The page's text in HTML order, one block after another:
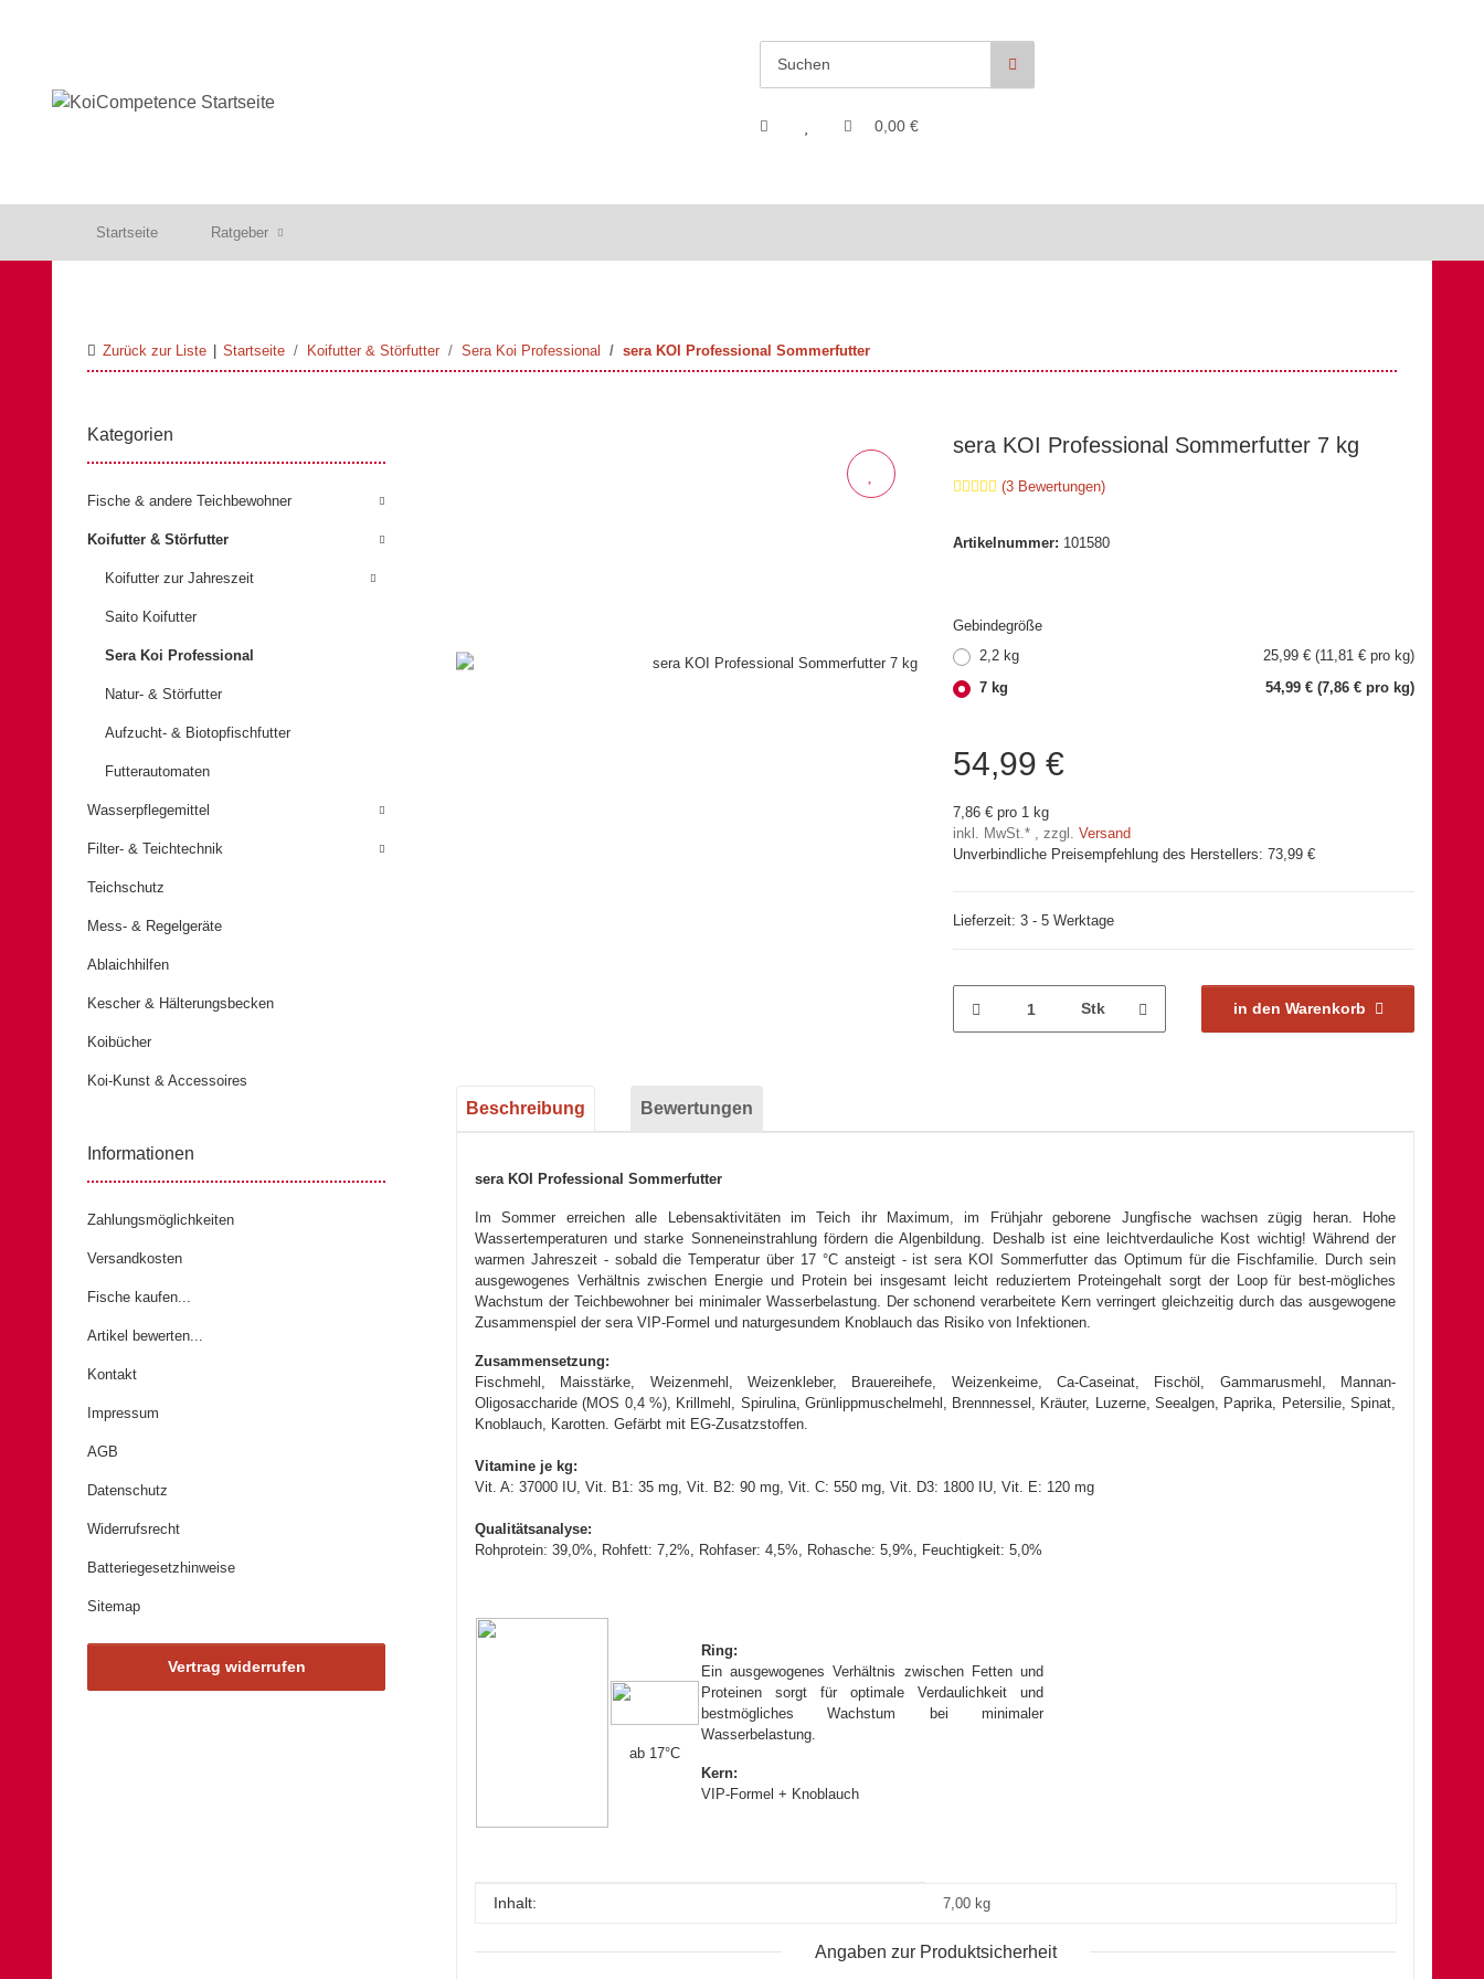
0,00 €
Startseite Ratgeber
Zurück zur Liste Startseite Koifutter & Störfutter Sera Koi Professional sera KOI Professional Sommerfutter
sera KOI Professional Sommerfutter 7 kg
(3 Bewertungen)
Artikelnummer: 101580
Gebindegröße
2,2 kg
25,99 € (11,81 € pro kg)
7 kg
54,99 € (7,86 € pro kg)
54,99 €
7,86 € pro 1 kg
inkl. MwSt.* , zzgl. Versand
Unverbindliche Preisempfehlung des Herstellers: 73,99 €
Lieferzeit: 3 - 5 Werktage
Stk in den Warenkorb
Beschreibung Bewertungen
sera KOI Professional Sommerfutter
Im Sommer erreichen alle Lebensaktivitäten im Teich ihr Maximum, im Frühjahr geborene Jungfische wachsen zügig heran. Hohe
Wassertemperaturen und starke Sonneneinstrahlung fördern die Algenbildung. Deshalb ist eine leichtverdauliche Kost wichtig! Während der
warmen Jahreszeit - sobald die Temperatur über 17 °C ansteigt - ist sera KOI Sommerfutter das Optimum für die Fischfamilie. Durch sein
ausgewogenes Verhältnis zwischen Energie und Protein bei insgesamt leicht reduziertem Proteingehalt sorgt der Loop für best-mögliches
Wachstum der Teichbewohner bei minimaler Wasserbelastung. Der schonend verarbeitete Kern verringert gleichzeitig durch das ausgewogene
Zusammenspiel der sera VIP-Formel und naturgesundem Knoblauch das Risiko von Infektionen.
Zusammensetzung:
Fischmehl, Maisstärke, Weizenmehl, Weizenkleber, Brauereihefe, Weizenkeime, Ca-Caseinat, Fischöl, Gammarusmehl, Mannan-
Oligosaccharide (MOS 0,4 %), Krillmehl, Spirulina, Grünlippmuschelmehl, Brennnessel, Kräuter, Luzerne, Seealgen, Paprika, Petersilie, Spinat,
Knoblauch, Karotten. Gefärbt mit EG-Zusatzstoffen.
Vitamine je kg:
Vit. A: 37000 IU, Vit. B1: 35 mg, Vit. B2: 90 mg, Vit. C: 550 mg, Vit. D3: 1800 IU, Vit. E: 120 mg
Qualitätsanalyse:
Rohprotein: 39,0%, Rohfett: 7,2%, Rohfaser: 4,5%, Rohasche: 5,9%, Feuchtigkeit: 5,0%
ab 17°C
Ring:
Ein ausgewogenes Verhältnis zwischen Fetten und
Proteinen sorgt für optimale Verdaulichkeit und
bestmögliches Wachstum bei minimaler
Wasserbelastung.
Kern:
VIP-Formel + Knoblauch
Produkteigenschaft
Wert
Inhalt: 7,00 kg
Angaben zur Produktsicherheit
Kategorien
Fische & andere Teichbewohner
Koifutter & Störfutter
Koifutter zur Jahreszeit
Saito Koifutter
Sera Koi Professional
Natur- & Störfutter
Aufzucht- & Biotopfischfutter
Futterautomaten
Wasserpflegemittel
Filter- & Teichtechnik
Teichschutz
Mess- & Regelgeräte
Ablaichhilfen
Kescher & Hälterungsbecken
Koibücher
Koi-Kunst & Accessoires
Informationen
Zahlungsmöglichkeiten
Versandkosten
Fische kaufen...
Artikel bewerten...
Kontakt
Impressum
AGB
Datenschutz
Widerrufsrecht
Batteriegesetzhinweise
Sitemap
Vertrag widerrufen